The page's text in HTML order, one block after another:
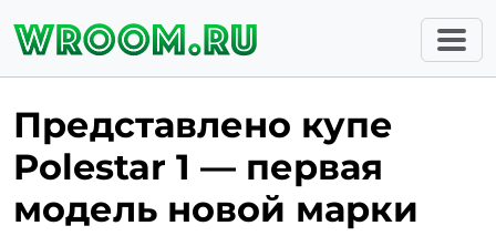
Представлено купе
Polestar 1 — первая
модель новой марки